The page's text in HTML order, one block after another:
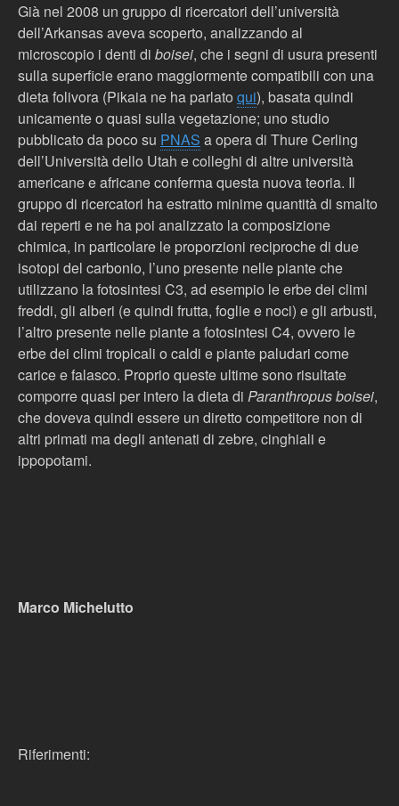
Già nel 2008 un gruppo di ricercatori dell’università
dell’Arkansas aveva scoperto, analizzando al
microscopio i denti di boisei, che i segni di usura presenti
sulla superficie erano maggiormente compatibili con una
dieta folivora (Pikaia ne ha parlato qui), basata quindi
unicamente o quasi sulla vegetazione; uno studio
pubblicato da poco su PNAS a opera di Thure Cerling
dell’Università dello Utah e colleghi di altre università
americane e africane conferma questa nuova teoria. Il
gruppo di ricercatori ha estratto minime quantità di smalto
dai reperti e ne ha poi analizzato la composizione
chimica, in particolare le proporzioni reciproche di due
isotopi del carbonio, l’uno presente nelle piante che
utilizzano la fotosintesi C3, ad esempio le erbe dei climi
freddi, gli alberi (e quindi frutta, foglie e noci) e gli arbusti,
l’altro presente nelle piante a fotosintesi C4, ovvero le
erbe dei climi tropicali o caldi e piante paludari come
carice e falasco. Proprio queste ultime sono risultate
comporre quasi per intero la dieta di Paranthropus boisei,
che doveva quindi essere un diretto competitore non di
altri primati ma degli antenati di zebre, cinghiali e
ippopotami.
Marco Michelutto
Riferimenti: